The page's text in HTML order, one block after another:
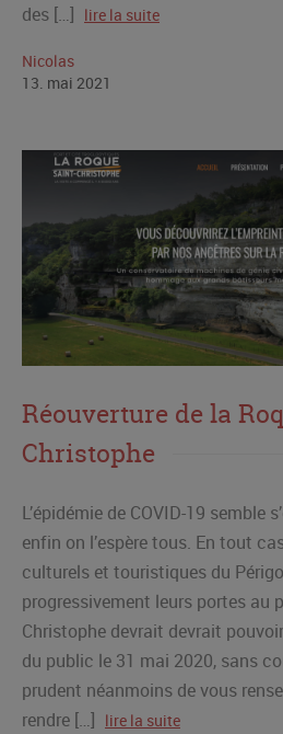
des […] lire la suite
Nicolas
13. mai 2021
Réouverture de la
Christophe
L’épidémie de COVID-19 semble
enfin on l’espère tous. En tout
culturels et touristiques du
progressivement leurs portes au
Christophe devrait devrait
du public le 31 mai 2020, sans
prudent néanmoins de vous
rendre […] lire la suite